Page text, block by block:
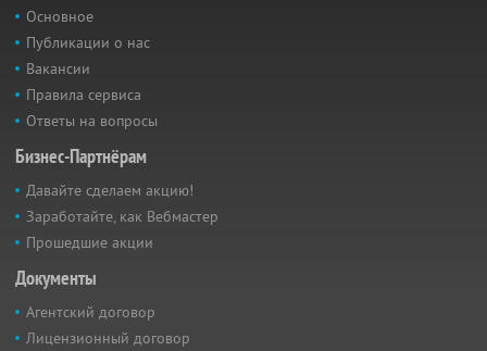
Основное
Публикации о нас
Вакансии
Правила сервиса
Ответы на вопросы
Бизнес-Партнёрам
Давайте сделаем акцию!
Заработайте, как Вебмастер
Прошедшие акции
Документы
Агентский договор
Лицензионный договор